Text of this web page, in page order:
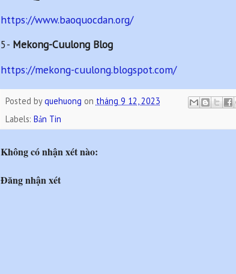
https://www.baoquocdan.org/
5- Mekong-Cuulong Blog
https://mekong-cuulong.blogspot.com/
Posted byquehuong on tháng 9 12, 2023
Labels: Bản Tin
Không có nhận xét nào:
Đăng nhận xét